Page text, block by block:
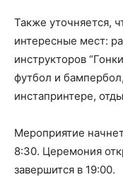
Также уточняется,
интересные мест:
инструкторов
футбол и
инстапринтере,
Мероприятие
8:30. Церемония
завершится в 19:00.